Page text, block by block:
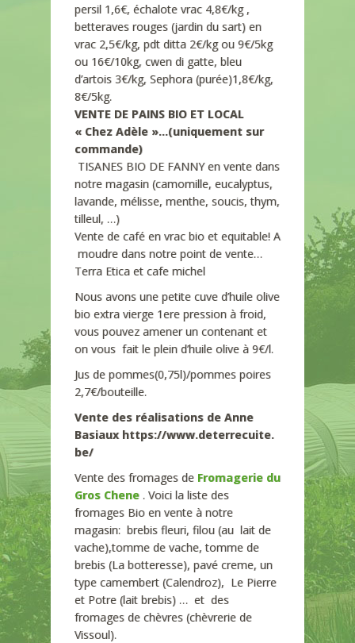
persil 1,6€, échalote vrac 4,8€/kg ,
betteraves rouges (jardin du sart) en
vrac 2,5€/kg, pdt ditta 2€/kg ou 9€/5kg
ou 16€/10kg, cwen di gatte, bleu
d’artois 3€/kg, Sephora (purée)1,8€/kg,
8€/5kg.
VENTE DE PAINS BIO ET LOCAL
« Chez Adèle »…(uniquement sur
commande)
TISANES BIO DE FANNY en vente dans
notre magasin (camomille, eucalyptus,
lavande, mélisse, menthe, soucis, thym,
tilleul, …)
Vente de café en vrac bio et equitable! A
moudre dans notre point de vente…
Terra Etica et cafe michel
Nous avons une petite cuve d’huile olive
bio extra vierge 1ere pression à froid,
vous pouvez amener un contenant et
on vous fait le plein d’huile olive à 9€/l.
Jus de pommes(0,75l)/pommes poires
2,7€/bouteille.
Vente des réalisations de Anne
Basiaux https://www.deterrecuite.
be/
Vente des fromages de Fromagerie du
Gros Chene . Voici la liste des
fromages Bio en vente à notre
magasin: brebis fleuri, filou (au lait de
vache),tomme de vache, tomme de
brebis (La botteresse), pavé creme, un
type camembert (Calendroz), Le Pierre
et Potre (lait brebis) … et des
fromages de chèvres (chèvrerie de
Vissoul).